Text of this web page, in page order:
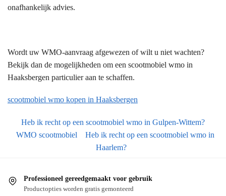
onafhankelijk advies.
Wordt uw WMO-aanvraag afgewezen of wilt u niet wachten?
Bekijk dan de mogelijkheden om een scootmobiel wmo in
Haaksbergen particulier aan te schaffen.
scootmobiel wmo kopen in Haaksbergen
Heb ik recht op een scootmobiel wmo in Gulpen-Wittem?
WMO scootmobiel
Heb ik recht op een scootmobiel wmo in
Haarlem?
Professioneel gereedgemaakt voor gebruik
Productopties worden gratis gemonteerd